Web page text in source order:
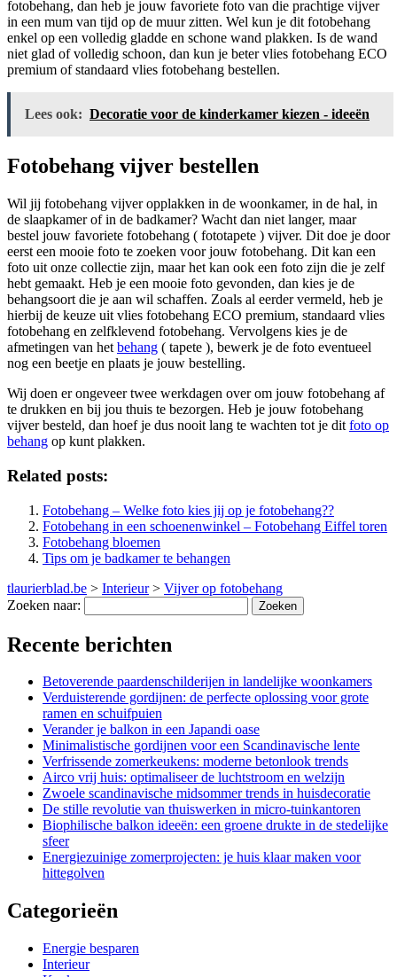
fotobehang, dan heb je jouw favoriete foto van die prachtige vijver
in een mum van tijd op de muur zitten. Wel kun je dit fotobehang
enkel op een volledig gladde en schone wand plakken. Is de wand
niet glad of volledig schoon, dan kun je beter vlies fotobehang ECO
premium of standaard vlies fotobehang bestellen.
Lees ook: Decoratie voor de kinderkamer kiezen - ideeën
Fotobehang vijver bestellen
Wil jij fotobehang vijver opplakken in de woonkamer, in de hal, in
de slaapkamer of in de badkamer? Wacht dan niet langer, maar
bestel jouw favoriete fotobehang ( fototapete ) vijver. Dit doe je door
eerst een mooie foto te zoeken voor jouw fotobehang. Dit kan een
foto uit onze collectie zijn, maar het kan ook een foto zijn die je zelf
hebt gemaakt. Heb je een mooie foto gevonden, dan kies je de
behangsoort die je aan wil schaffen. Zoals al eerder vermeld, heb je
hierbij de keuze uit vlies fotobehang ECO premium, standaard vlies
fotobehang en zelfklevend fotobehang. Vervolgens kies je de
afmetingen van het behang ( tapete ), bewerk je de foto eventueel
nog een beetje en plaats je jouw bestelling.
Wij doen er ongeveer twee werkdagen over om jouw fotobehang af
te drukken en bij jou thuis te bezorgen. Heb je jouw fotobehang
vijver besteld, dan hoef je dus nooit lang te wachten tot je dit foto op
behang op kunt plakken.
Related posts:
Fotobehang – Welke foto kies jij op je fotobehang??
Fotobehang in een schoenenwinkel – Fotobehang Eiffel toren
Fotobehang bloemen
Tips om je badkamer te behangen
tlaurierblad.be > Interieur> Vijver op fotobehang
Zoeken naar:
Recente berichten
Betoverende paardenschilderijen in landelijke woonkamers
Verduisterende gordijnen: de perfecte oplossing voor grote
ramen en schuifpuien
Verander je balkon in een Japandi oase
Minimalistische gordijnen voor een Scandinavische lente
Verfrissende zomerkeukens: moderne betonlook trends
Airco vrij huis: optimaliseer de luchtstroom en welzijn
Zwoele scandinavische midsommer trends in huisdecoratie
De stille revolutie van thuiswerken in micro-tuinkantoren
Biophilische balkon ideeën: een groene drukte in de stedelijke
sfeer
Energiezuinige zomerprojecten: je huis klaar maken voor
hittegolven
Categorieën
Energie besparen
Interieur